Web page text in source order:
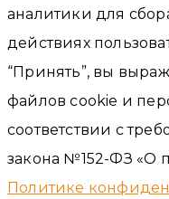
аналитики для
действиях
“Принять”, вы
файлов cookie и
соответствии с
закона №152-ФЗ «О
Политике